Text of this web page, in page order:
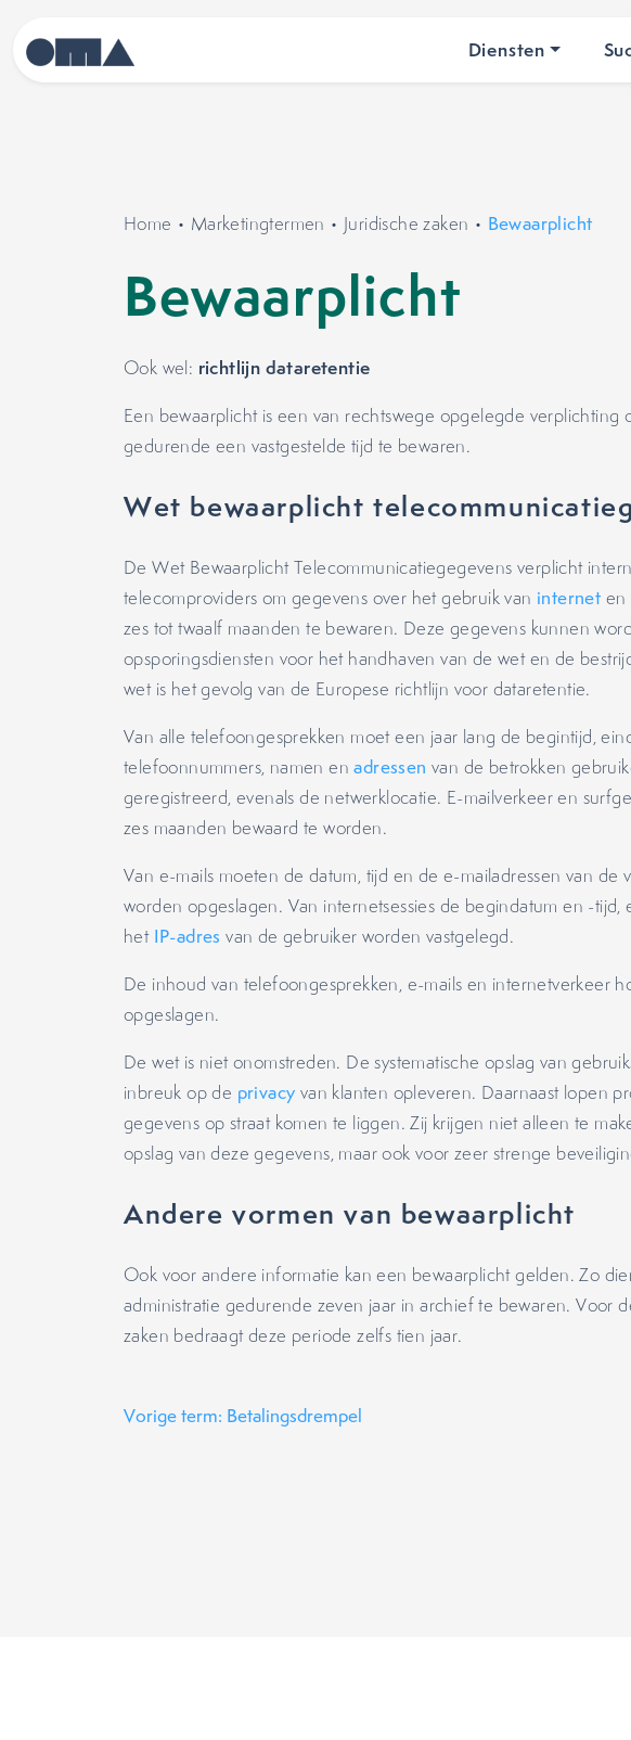
Diensten
Home • Marketingtermen • Juridische zaken • Bewaarplicht
Bewaarplicht
Ook wel: richtlijn dataretentie
Een bewaarplicht is een van rechtswege opgelegde verplichting
gedurende een vastgestelde tijd te bewaren.
Wet bewaarplicht
De Wet Bewaarplicht Telecommunicatiegegevens verplicht
telecomproviders om gegevens over het gebruik van internet en
zes tot twaalf maanden te bewaren. Deze gegevens kunnen
opsporingsdiensten voor het handhaven van de wet en de
wet is het gevolg van de Europese richtlijn voor dataretentie.
Van alle telefoongesprekken moet een jaar lang de begintijd,
telefoonnummers, namen enadressen van de betrokken
geregistreerd, evenals de netwerklocatie. E-mailverkeer en
zes maanden bewaard te worden.
Van e-mails moeten de datum, tijd en de e-mailadressen van de
worden opgeslagen. Van internetsessies de begindatum en -tijd,
het IP-adres van de gebruiker worden vastgelegd.
De inhoud van telefoongesprekken, e-mails en internetverkeer
opgeslagen.
De wet is niet onomstreden. De systematische opslag van
inbreuk op de privacy van klanten opleveren. Daarnaast lopen
gegevens op straat komen te liggen. Zij krijgen niet alleen te
opslag van deze gegevens, maar ook voor zeer strenge
Andere vormen van bewaarplicht
Ook voor andere informatie kan een bewaarplicht gelden. Zo
administratie gedurende zeven jaar in archief te bewaren. Voor
zaken bedraagt deze periode zelfs tien jaar.
Vorige term: Betalingsdrempel